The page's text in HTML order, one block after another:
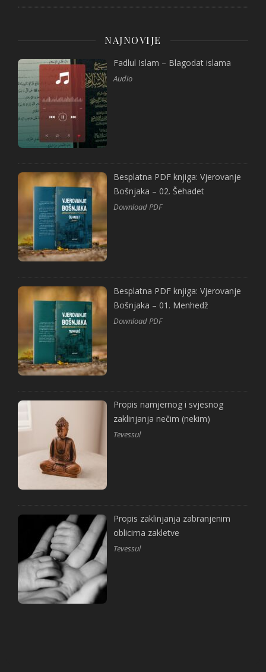
NAJNOVIJE
Fadlul Islam – Blagodat islama
Audio
Besplatna PDF knjiga: Vjerovanje
Bošnjaka – 02. Šehadet
Download PDF
Besplatna PDF knjiga: Vjerovanje
Bošnjaka – 01. Menhedž
Download PDF
Propis namjernog i svjesnog
zaklinjanja nečim (nekim)
Tevessul
Propis zaklinjanja zabranjenim
oblicima zakletve
Tevessul